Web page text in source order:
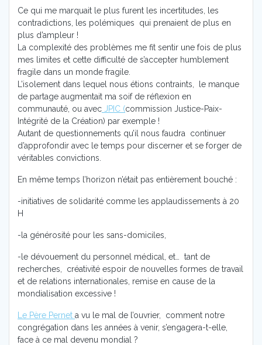
Ce qui me marquait le plus furent les incertitudes, les
contradictions, les polémiques qui prenaient de plus en
plus d’ampleur !
La complexité des problèmes me fit sentir une fois de plus
mes limites et cette difficulté de s’accepter humblement
fragile dans un monde fragile.
L’isolement dans lequel nous étions contraints, le manque
de partage augmentait ma soif de réflexion en
communauté, ou avec JPIC (commission Justice-Paix-
Intégrité de la Création) par exemple !
Autant de questionnements qu’il nous faudra continuer
d’approfondir avec le temps pour discerner et se forger de
véritables convictions.
En même temps l’horizon n’était pas entièrement bouché :
-initiatives de solidarité comme les applaudissements à 20
H
-la générosité pour les sans-domiciles,
-le dévouement du personnel médical, et… tant de
recherches, créativité espoir de nouvelles formes de travail
et de relations internationales, remise en cause de la
mondialisation excessive !
Le Père Pernet a vu le mal de l’ouvrier, comment notre
congrégation dans les années à venir, s’engagera-t-elle,
face à ce mal devenu mondial ?